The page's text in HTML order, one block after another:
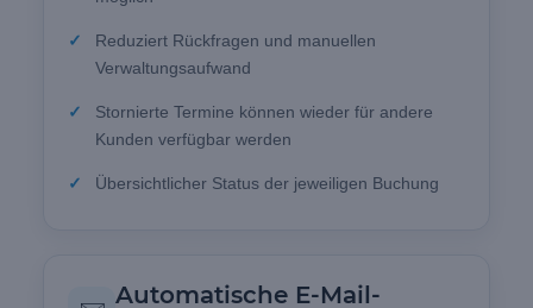
Reduziert Rückfragen und manuellen
Verwaltungsaufwand
Stornierte Termine können wieder für andere
Kunden verfügbar werden
Übersichtlicher Status der jeweiligen Buchung
Automatische E-Mail-